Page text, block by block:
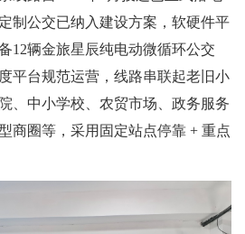
制公交已纳入建设方案，软硬件平
12辆金旅星辰纯电动微循环公交
平台规范运营，线路串联起老旧小
、中小学校、农贸市场、政务服务
商圈等，采用固定站点停靠 + 重点